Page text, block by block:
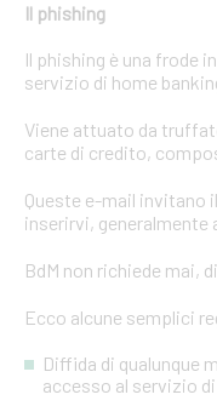
Il phishing
Il phishing è una frode
servizio di home
Viene attuato da
carte di credito,
Queste e-mail invitano
inserirvi,
BdM non richiede mai,
Ecco alcune semplici
Diffida di qualunque
accesso al servizio